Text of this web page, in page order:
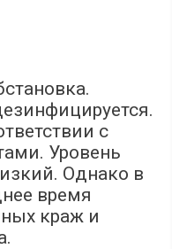
с
Уровень
Однако в
время
краж и